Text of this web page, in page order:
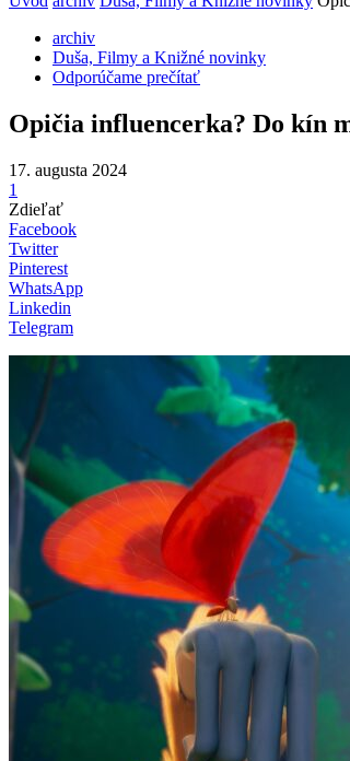
archiv
Duša, Filmy a Knižné novinky
Odporúčame prečítať
Opičia influencerka? Do kín
17. augusta 2024
1
Zdieľať
Facebook
Twitter
Pinterest
WhatsApp
Linkedin
Telegram